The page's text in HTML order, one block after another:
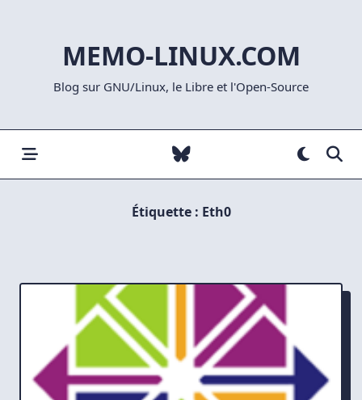
MEMO-LINUX.COM
Blog sur GNU/Linux, le Libre et l'Open-Source
Étiquette : Eth0